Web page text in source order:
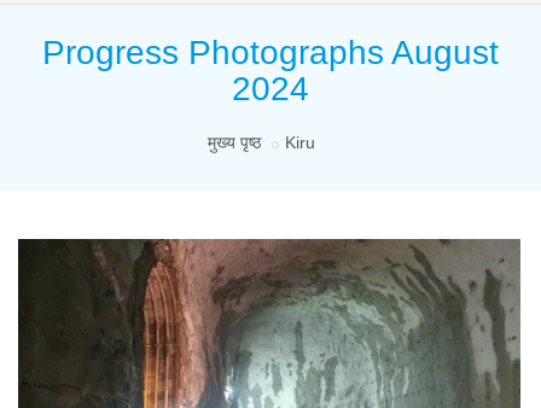
Progress Photographs August
2024
मुख्य पृष्ठ Kiru